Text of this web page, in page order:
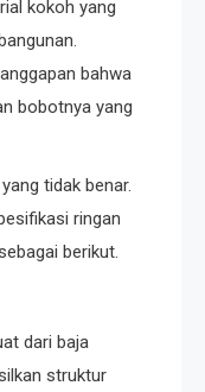
kokoh yang
bahwa
bobotnya yang
tidak benar.
ringan
berikut.
dari baja
struktur